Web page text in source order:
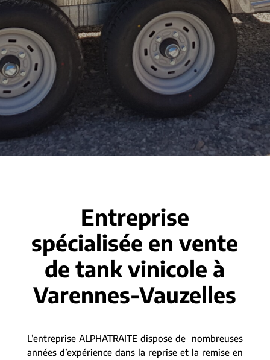
Entreprise
spécialisée en vente
de tank vinicole à
Varennes-Vauzelles
L’entreprise ALPHATRAITE dispose de nombreuses
années d’expérience dans la reprise et la remise en